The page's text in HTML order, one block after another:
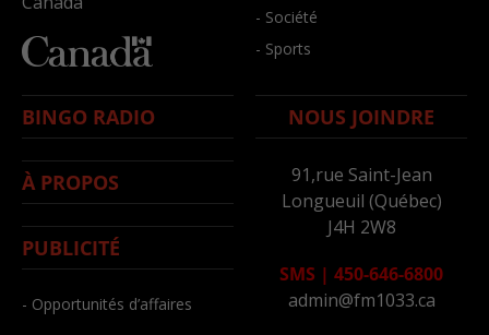
- Société
- Sports
BINGO RADIO
À PROPOS
PUBLICITÉ
- Opportunités d’affaires
NOUS JOINDRE
91,rue Saint-Jean
Longueuil (Québec)
J4H 2W8
SMS | 450-646-6800
admin@fm1033.ca